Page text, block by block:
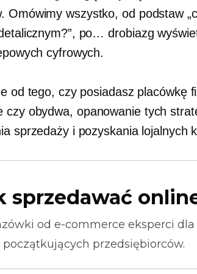
Omówimy wszystko, od podstaw
po…drobiazg
cyfrowych.
od tego, czy posiadasz placówkę
czy obydwa, opanowanie tych
sprzedaży i pozyskania lojalnych
sprzedawać
od e-commerce eksperci dla
przedsiębiorców.